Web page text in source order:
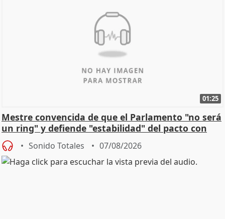
01:25
Mestre convencida de que el Parlamento "no será
un ring" y defiende "estabilidad" del pacto con
Vox
Sonido Totales 07/08/2026